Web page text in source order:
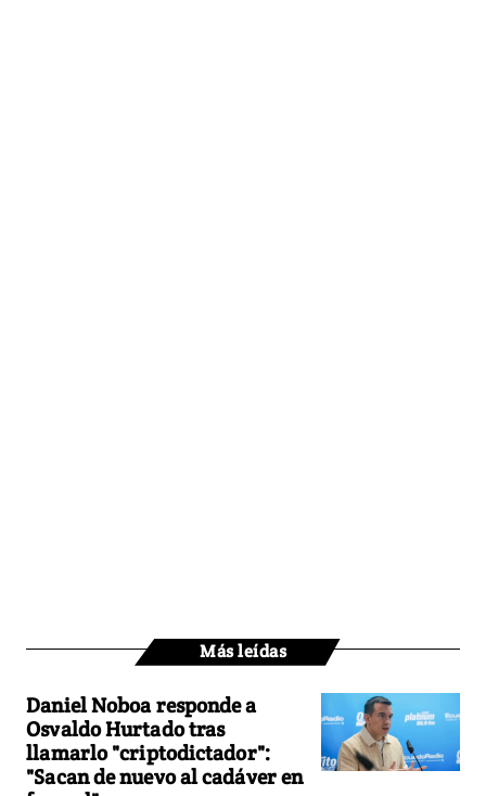
Más leídas
Daniel Noboa responde a
Osvaldo Hurtado tras
llamarlo "criptodictador":
"Sacan de nuevo al cadáver en